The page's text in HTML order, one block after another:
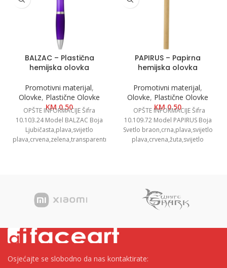
BALZAC – Plastična
hemijska olovka
Promotivni materijal,
Olovke, Plastične Olovke
KM0.50
OPŠTE INFORMACIJE Šifra
10.103.24 Model BALZAC Boja
Ljubičasta,plava,svijetlo
plava,crvena,zelena,transparentna
PAPIRUS – Papirna
hemijska olovka
Promotivni materijal,
Olovke, Plastične Olovke
KM0.50
OPŠTE INFORMACIJE Šifra
10.109.72 Model PAPIRUS Boja
Svetlo braon,crna,plava,svijetlo
plava,crvena,žuta,svijetlo
Osjećajte se slobodno da nas kontaktirate: